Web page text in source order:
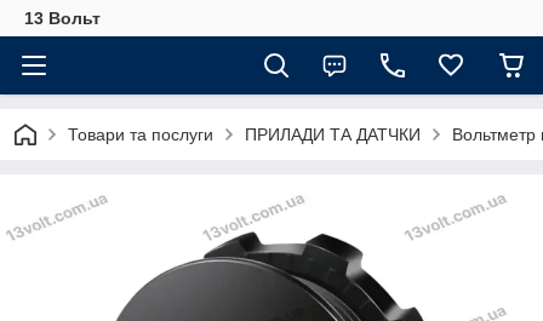
13 Вольт
Товари та послуги ПРИЛАДИ ТА ДАТЧКИ Вольтметр